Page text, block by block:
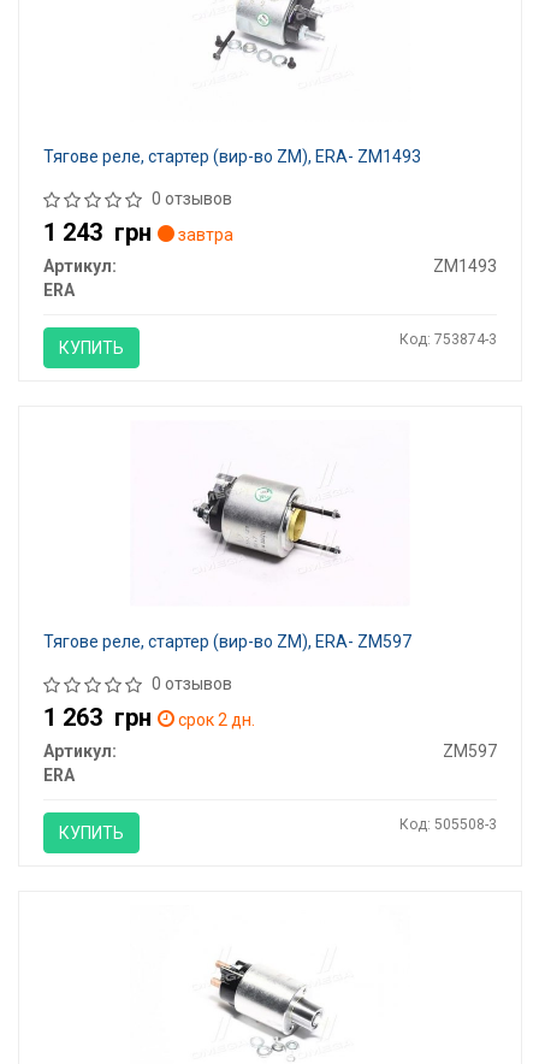
Тягове реле, стартер (вир-во ZM), ERA- ZM1493
0 отзывов
1 243 грн
завтра
Артикул:
ZM1493
ERA
КУПИТЬ Код: 753874-3
Тягове реле, стартер (вир-во ZM), ERA- ZM597
0 отзывов
1 263 грн
срок 2 дн.
Артикул:
ZM597
ERA
КУПИТЬ Код: 505508-3